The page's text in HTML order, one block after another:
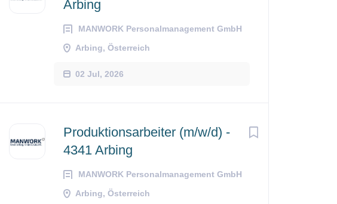
Arbing
MANWORK Personalmanagement GmbH
Arbing, Österreich
02 Jul, 2026
Produktionsarbeiter (m/w/d) -
4341 Arbing
MANWORK Personalmanagement GmbH
Arbing, Österreich